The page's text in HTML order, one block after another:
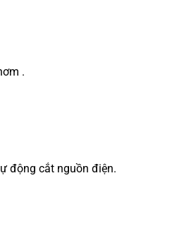
.
động cắt nguồn điện.